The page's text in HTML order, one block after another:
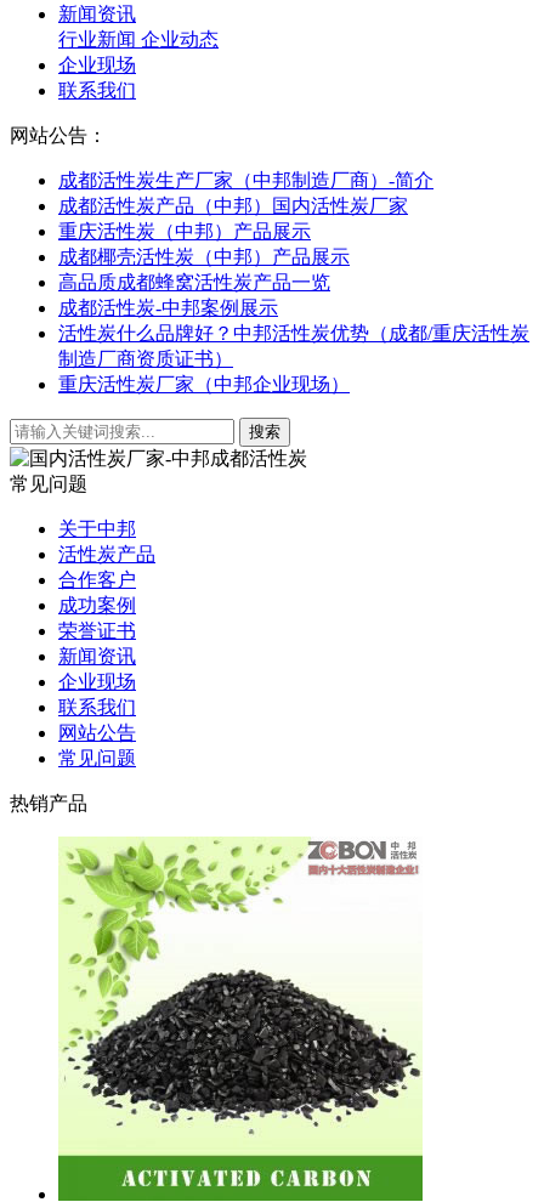
新闻资讯
行业新闻 企业动态
企业现场
联系我们
网站公告：
成都活性炭生产厂家（中邦制造厂商）-简介
成都活性炭产品（中邦）国内活性炭厂家
重庆活性炭（中邦）产品展示
成都椰壳活性炭（中邦）产品展示
高品质成都蜂窝活性炭产品一览
成都活性炭-中邦案例展示
活性炭什么品牌好？中邦活性炭优势（成都/重庆活性炭
制造厂商资质证书）
重庆活性炭厂家（中邦企业现场）
常见问题
关于中邦
活性炭产品
合作客户
成功案例
荣誉证书
新闻资讯
企业现场
联系我们
网站公告
常见问题
热销产品